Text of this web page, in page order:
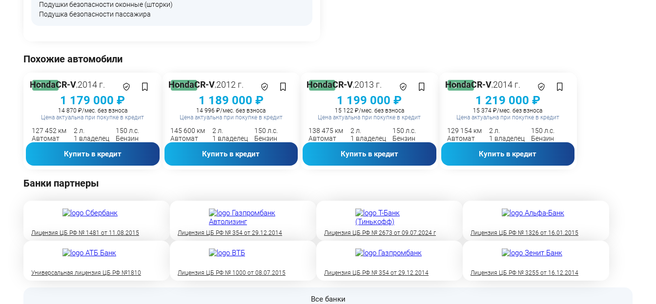
Подушки безопасности оконные (шторки)
Подушка безопасности пассажира
Похожие автомобили
VIN
HondaCR-V,2014 г.
1 179 000 ₽
14 870 ₽/мес. без взноса
Цена актуальна при покупке в кредит
127 452 км 2 л.
150 л.с.
Автомат
1 владелец Бензин
Купить в кредит
VIN
HondaCR-V,2012 г.
1 189 000 ₽
14 996 ₽/мес. без взноса
Цена актуальна при покупке в кредит
145 600 км 2 л.
150 л.с.
Автомат
1 владелец Бензин
Купить в кредит
VIN
HondaCR-V,2013 г.
1 199 000 ₽
15 122 ₽/мес. без взноса
Цена актуальна при покупке в кредит
138 475 км 2 л.
150 л.с.
Автомат
1 владелец Бензин
Купить в кредит
VIN
HondaCR-V,2014 г.
1 219 000 ₽
15 374 ₽/мес. без взноса
Цена актуальна при покупке в кредит
129 154 км 2 л.
150 л.с.
Автомат
1 владелец Бензин
Купить в кредит
Банки партнеры
Лицензия ЦБ РФ № 1481 от 11.08.2015 Лицензия ЦБ РФ № 354 от 29.12.2014 Лицензия ЦБ РФ № 2673 от 09.07.2024 г Лицензия ЦБ РФ № 1326 от 16.01.2015
Универсальная лицензия ЦБ РФ №1810 Лицензия ЦБ РФ № 1000 от 08.07.2015 Лицензия ЦБ РФ № 354 от 29.12.2014 Лицензия ЦБ РФ № 3255 от 16.12.2014
Все банки